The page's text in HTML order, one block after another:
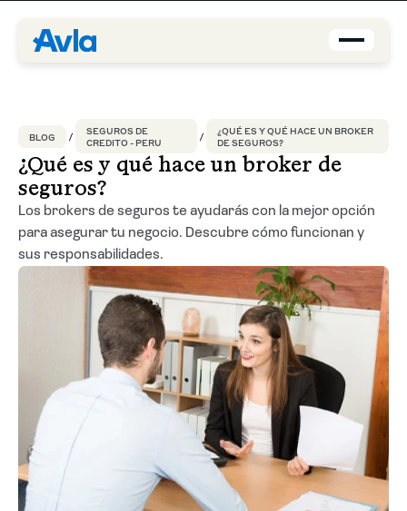
Brokers
Asegurados
Quiénes Somos
Centro de Ayuda
Blog
ES-PE
Solicitar cotización
BLOG
SEGUROS DE
CREDITO - PERU
¿QUÉ ES Y QUÉ HACE UN BROKER
DE SEGUROS?
¿Qué es y qué hace un broker de
seguros?
Los brokers de seguros te ayudarás con la mejor opción
para asegurar tu negocio. Descubre cómo funcionan y
sus responsabilidades.